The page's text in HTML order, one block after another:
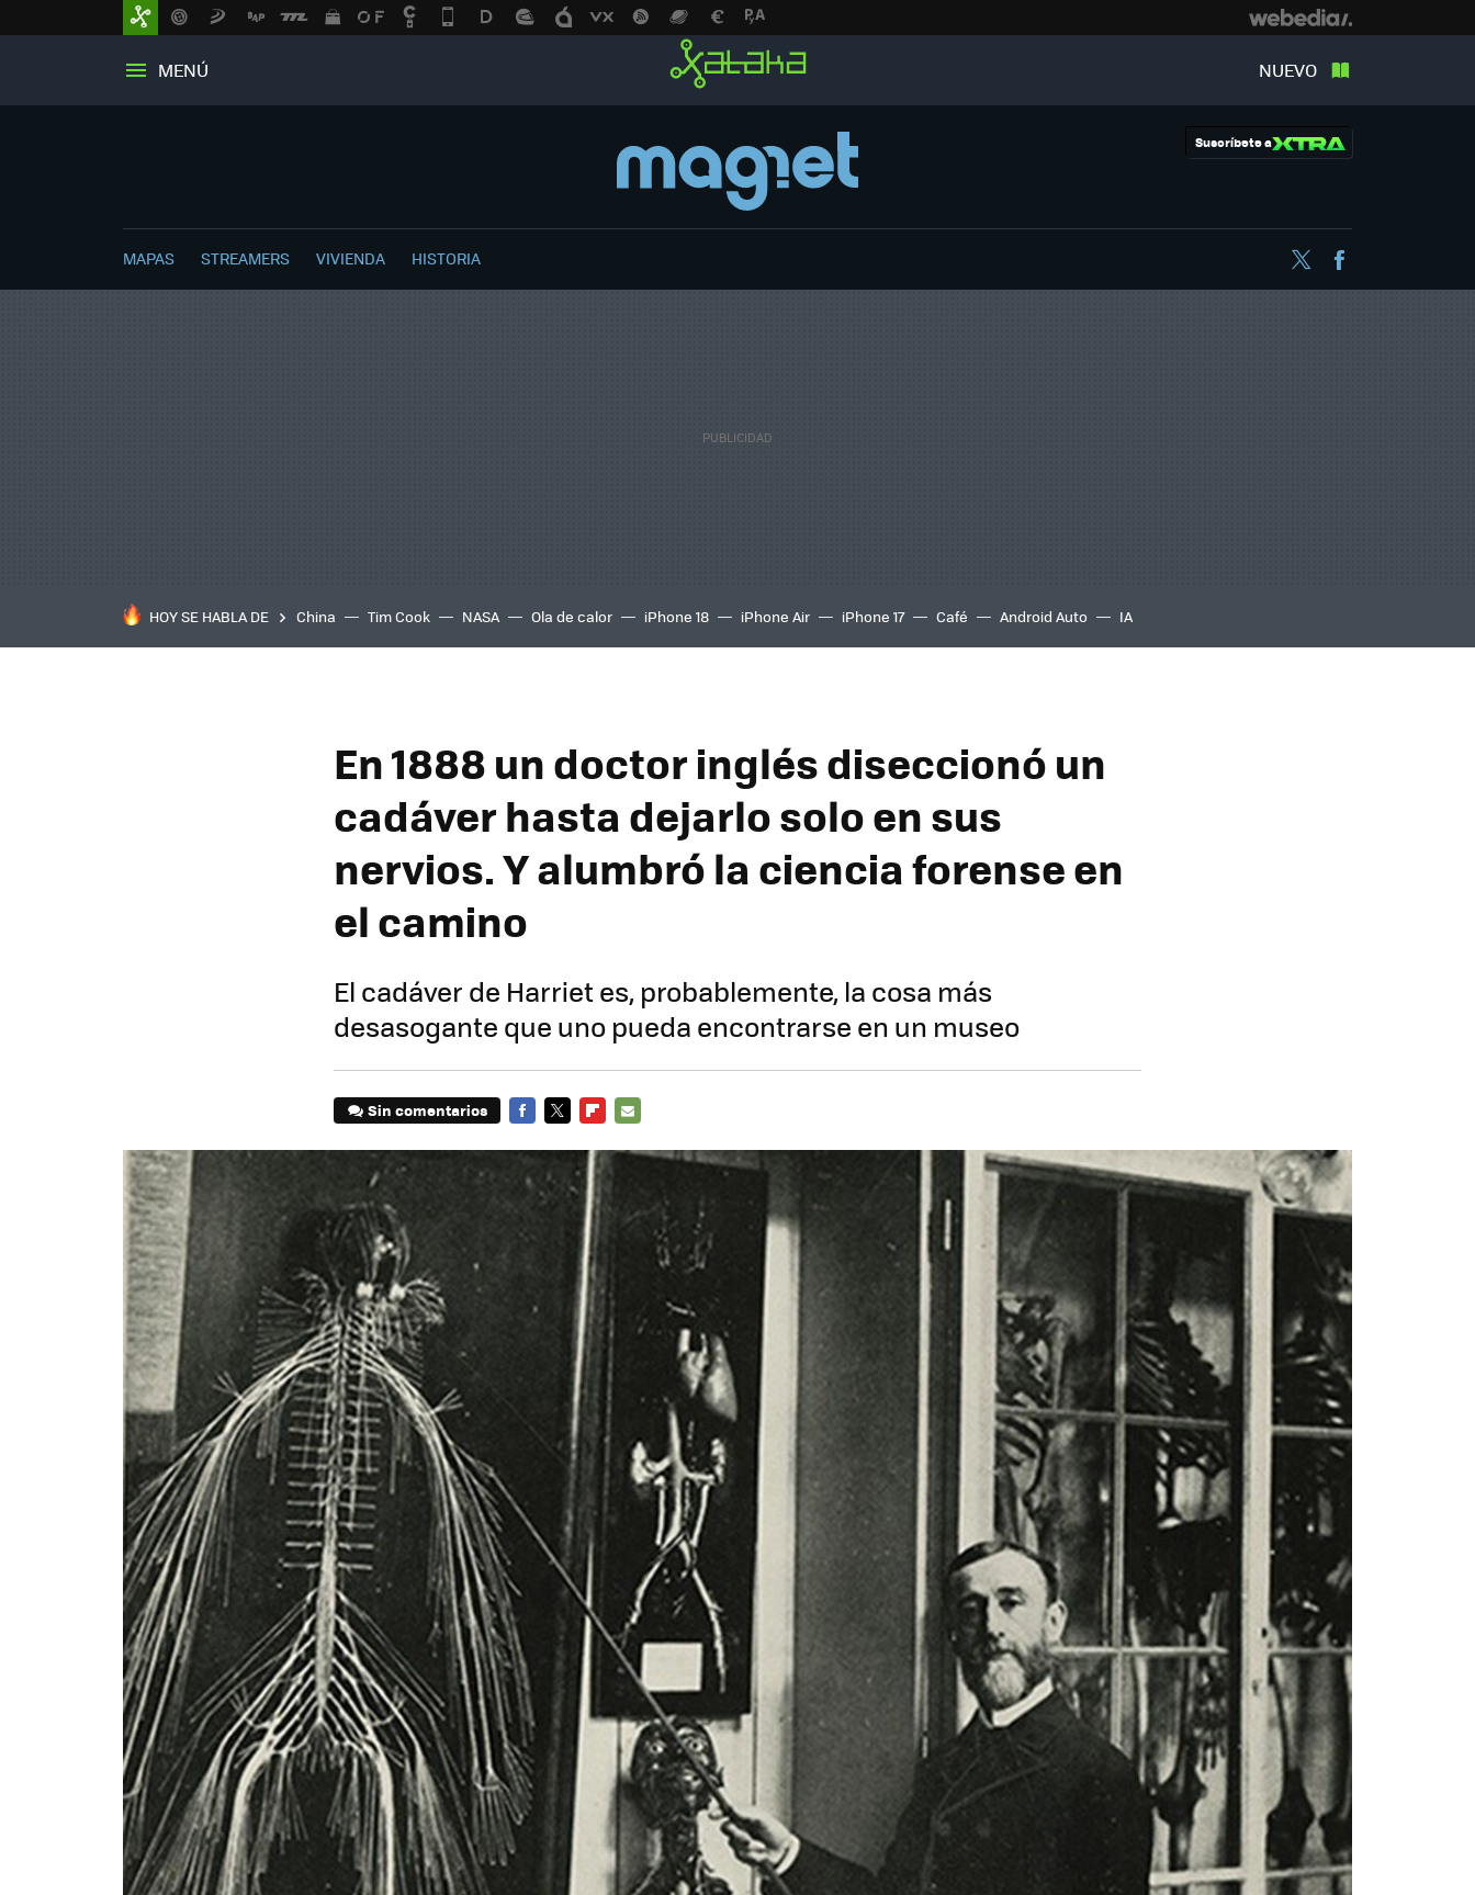
MENÚ NUEVO
Suscríbete a
MAPAS STREAMERS VIVIENDA HISTORIA Twitter
HOY SE HABLA DE China Tim Cook NASA Ola de calor iPhone 18 iPhone Air iPhone 17 Café Android Auto IA
En 1888 un doctor inglés diseccionó un
cadáver hasta dejarlo solo en sus
nervios. Y alumbró la ciencia forense en
el camino
El cadáver de Harriet es, probablemente, la cosa más
desasogante que uno pueda encontrarse en un museo
Sin comentarios
MAIL